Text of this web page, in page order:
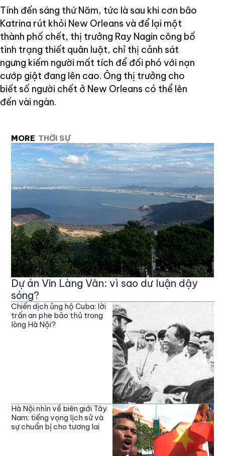
Tính đến sáng thứ Năm, tức là sau khi cơn bão
Katrina rút khỏi New Orleans và để lại một
thành phố chết, thị trưởng Ray Nagin công bố
tình trạng thiết quân luật, chỉ thị cảnh sát
ngưng kiếm người mất tích để đối phó với nạn
cướp giật đang lên cao. Ông thị trưởng cho
biết số người chết ở New Orleans có thể lên
đến vài ngàn.
MORE THỜI SỰ
Dự án Vin Làng Vân: vì sao dư luận dậy
sóng?
Chiến dịch ủng hộ Cuba: lời
trấn an phe bảo thủ trong
lòng Hà Nội?
Hà Nội nhìn về biên giới Tây
Nam: tiếng vọng lịch sử và
sự chuẩn bị cho tương lai